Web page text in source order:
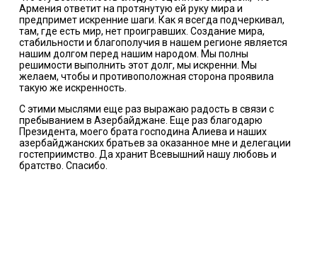
Армения ответит на протянутую ей руку мира и
предпримет искренние шаги. Как я всегда подчеркивал,
там, где есть мир, нет проигравших. Создание мира,
стабильности и благополучия в нашем регионе является
нашим долгом перед нашим народом. Мы полны
решимости выполнить этот долг, мы искренни. Мы
желаем, чтобы и противоположная сторона проявила
такую же искренность.
С этими мыслями еще раз выражаю радость в связи с
пребыванием в Азербайджане. Еще раз благодарю
Президента, моего брата господина Алиева и наших
азербайджанских братьев за оказанное мне и делегации
гостеприимство. Да хранит Всевышний нашу любовь и
братство. Спасибо.